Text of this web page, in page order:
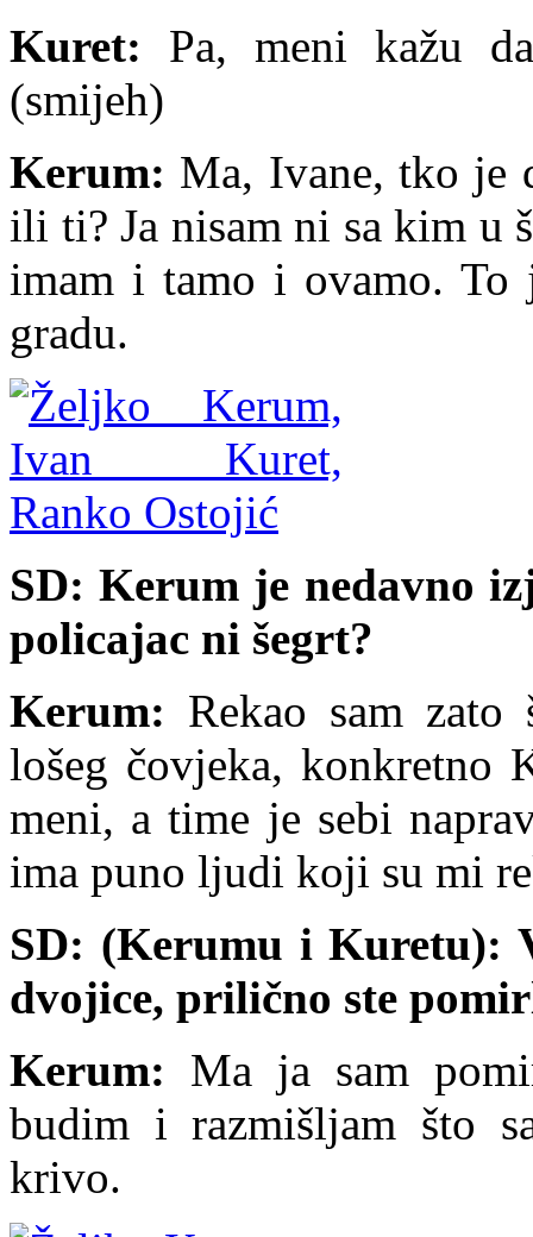
Kuret: Pa, meni kažu
(smijeh)
Kerum: Ma, Ivane, tko je
ili ti? Ja nisam ni sa kim u
imam i tamo i ovamo.
gradu.
SD: Kerum je nedavno
policajac ni šegrt?
Kerum: Rekao sam zato
lošeg čovjeka, konkretno
meni, a time je sebi
ima puno ljudi koji su mi
SD: (Kerumu i Kuretu):
dvojice, prilično ste
Kerum: Ma ja sam
budim i razmišljam što
krivo.